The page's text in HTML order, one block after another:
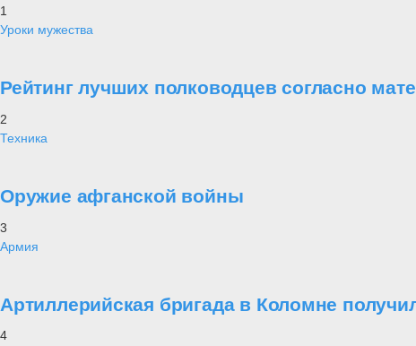
1
Уроки мужества
Рейтинг лучших полководцев согласно
2
Техника
Оружие афганской войны
3
Армия
Артиллерийская бригада в Коломне
4